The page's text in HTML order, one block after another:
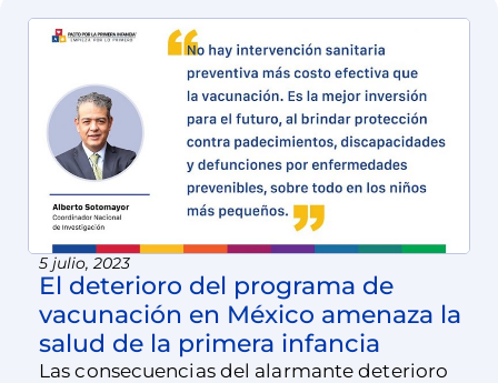
5 julio, 2023
El deterioro del programa de
vacunación en México amenaza la
salud de la primera infancia
Las consecuencias del alarmante deterioro